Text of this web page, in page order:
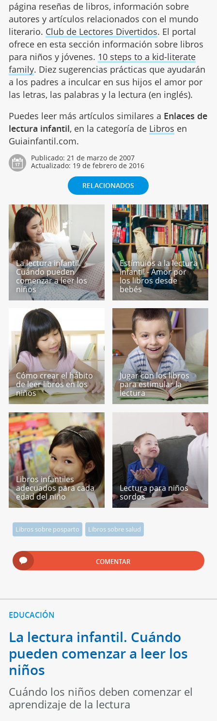
página reseñas de libros, información sobre
autores y artículos relacionados con el mundo
literario. Club de Lectores Divertidos. El portal
ofrece en esta sección información sobre libros
para niños y jóvenes. 10 steps to a kid-literate
family. Diez sugerencias prácticas que ayudarán
a los padres a inculcar en sus hijos el amor por
las letras, las palabras y la lectura (en inglés).
Puedes leer más artículos similares a Enlaces de
lectura infantil, en la categoría de Libros en
Guiainfantil.com.
Publicado: 21 de marzo de 2007
Actualizado: 19 de febrero de 2016
RELACIONADOS
La lectura infantil.
Cuándo pueden
comenzar a leer los
niños
Estímulos a la lectura
infantil - Amor por
los libros desde
bebés
Cómo crear el hábito
de leer libros en los
niños
Jugar con los libros
para estimular la
lectura
Libros infantiles
adecuados para cada
edad del niño
Lectura para niños
sordos
Libros sobre posparto Libros sobre salud
COMENTAR
EDUCACIÓN
La lectura infantil. Cuándo
pueden comenzar a leer los
niños
Cuándo los niños deben comenzar el
aprendizaje de la lectura